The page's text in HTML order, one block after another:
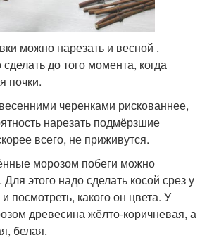
можно нарезать и весной .
до того момента, когда
почки.
черенками рискованнее,
нарезать подмёрзшие
всего, не приживутся.
морозом побеги можно
этого надо сделать косой срез у
посмотреть, какого он цвета. У
древесина жёлто-коричневая, а
белая.